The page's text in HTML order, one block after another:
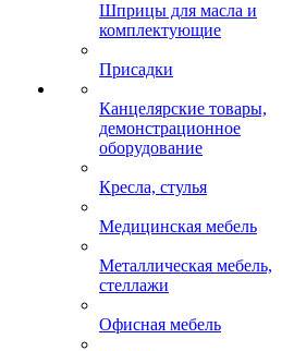
Шприцы для масла и
комплектующие
Присадки
Канцелярские товары,
демонстрационное
оборудование
Кресла, стулья
Медицинская мебель
Металлическая мебель,
стеллажи
Офисная мебель